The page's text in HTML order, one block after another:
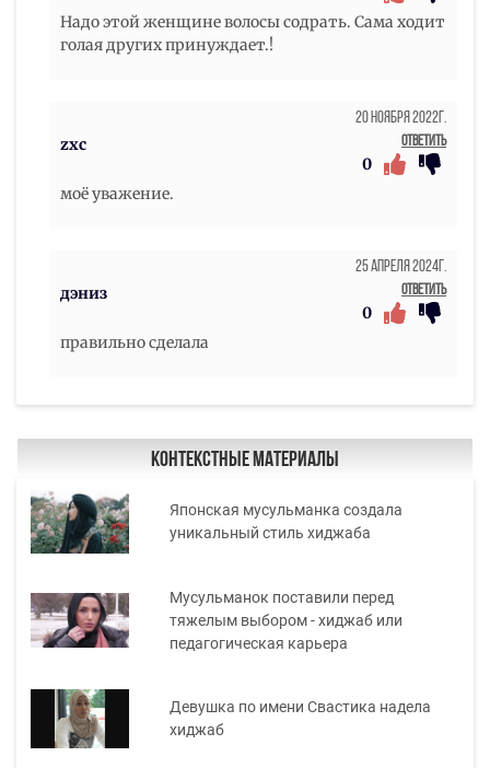
Надо этой женщине волосы содрать. Сама ходит
голая других принуждает.!
zxc
20 Ноября 2022г.
Ответить
0
моë уважение.
дэниз
25 Апреля 2024г.
Ответить
0
правильно сделала
Контекстные материалы
Японская мусульманка создала
уникальный стиль хиджаба
Мусульманок поставили перед
тяжелым выбором - хиджаб или
педагогическая карьера
Девушка по имени Свастика надела
хиджаб